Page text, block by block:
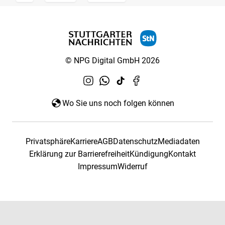
© NPG Digital GmbH 2026
Wo Sie uns noch folgen können
PrivatsphäreKarriereAGBDatenschutzMediadaten
Erklärung zur BarrierefreiheitKündigungKontakt
ImpressumWiderruf